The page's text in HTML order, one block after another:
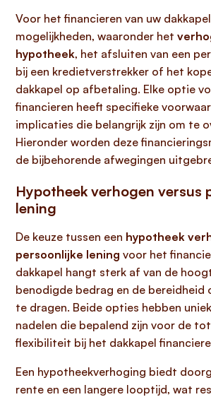
Voor het financieren van uw
mogelijkheden, waaronder het
hypotheek, het afsluiten van een
bij een kredietverstrekker of het
dakkapel op afbetaling. Elke optie
financieren heeft specifieke
implicaties die belangrijk zijn om te
Hieronder worden deze
de bijbehorende afwegingen
Hypotheek verhogen versus
lening
De keuze tussen een hypotheek
persoonlijke lening voor het
dakkapel hangt sterk af van de
benodigde bedrag en de bereidheid
te dragen. Beide opties hebben
nadelen die bepalend zijn voor de
flexibiliteit bij het dakkapel
Een hypotheekverhoging biedt
rente en een langere looptijd, wat